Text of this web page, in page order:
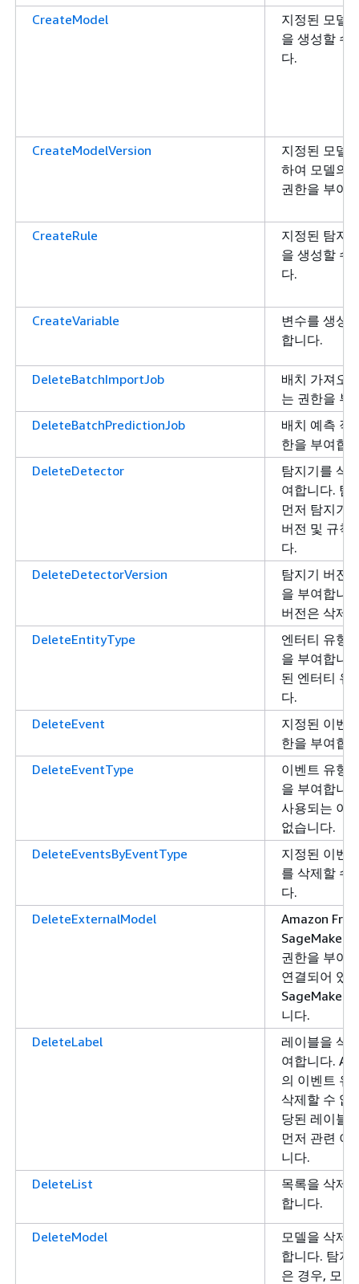
CreateModel
지정된 모델
을 생성할 수
다.
CreateModelVersion
지정된 모델
하여 모델의
권한을 부여
CreateRule
지정된 탐지
을 생성할 수
다.
CreateVariable
변수를 생성
합니다.
DeleteBatchImportJob
배치 가져오
는 권한을 부
DeleteBatchPredictionJob
배치 예측 작
한을 부여합
DeleteDetector
탐지기를 삭
여합니다. 탐
먼저 탐지기
버전 및 규칙
다.
DeleteDetectorVersion
탐지기 버전
을 부여합니
버전은 삭제
DeleteEntityType
엔터티 유형
을 부여합니
된 엔터티 유
다.
DeleteEvent
지정된 이벤
한을 부여합
DeleteEventType
이벤트 유형
을 부여합니
사용되는 이
없습니다.
DeleteEventsByEventType
지정된 이벤
를 삭제할 수
다.
DeleteExternalModel
Amazon
SageMaker
권한을 부여
연결되어 있
SageMaker
니다.
DeleteLabel
레이블을 삭
여합니다.
의 이벤트 유
삭제할 수 없
당된 레이블
먼저 관련 이
니다.
DeleteList
목록을 삭제
합니다.
DeleteModel
모델을 삭제
합니다. 탐지
은 경우, 모